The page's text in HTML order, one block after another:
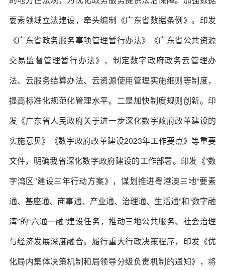
要素领域立法建设，牵头编制《广东省数据条例》。印发
《广东省政务服务事项管理暂行办法》《广东省公共资源
交易监督管理暂行办法》，制定数字政府政务云管理办
法、云服务结算办法、云资源使用管理实施细则等制度，
提高标准化规范化管理水平。二是加快制度规则创新。印
发《广东省人民政府关于进一步深化数字政府改革建设的
实施意见》《数字政府改革建设2023年工作要点》等重要
文件，明确我省深化数字政府建设的工作部署。印发《“数
字湾区”建设三年行动方案》，谋划推进粤港澳三地“要素
通、基座通、商事通、产业通、治理通、生活通”和“数字融
湾”的“六通一融”建设任务，推动三地公共服务、社会治理
与经济发展深度融合。履行重大行政决策程序，印发《优
化局内集体决策机制和局领导分级负责机制的通知》，将